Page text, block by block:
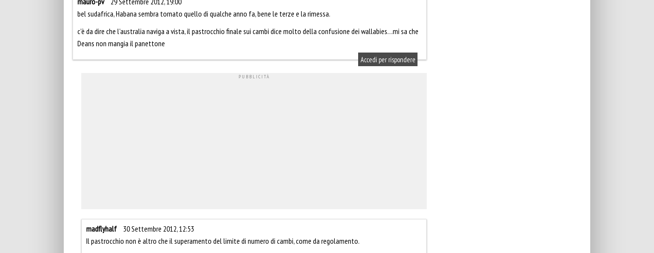
bel sudafrica, Habana sembra tornato quello di qualche anno fa, bene le terze e la rimessa.
c’è da dire che l’australia naviga a vista, il pastrocchio finale sui cambi dice molto della confusione dei wallabies…mi sa che
Deans non mangia il panettone
Accedi per rispondere
madflyhalf
30 Settembre 2012, 12:53
Il pastrocchio non è altro che il superamento del limite di numero di cambi, come da regolamento.